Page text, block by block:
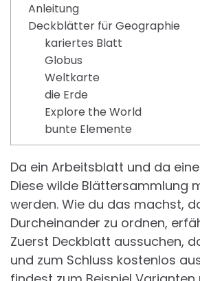
Anleitung
Deckblätter für Geographie
kariertes Blatt
Globus
Weltkarte
die Erde
Explore the World
bunte Elemente
Da ein Arbeitsblatt und da
Diese wilde Blättersammlung
werden. Wie du das machst,
Durcheinander zu ordnen,
Zuerst Deckblatt aussuchen,
und zum Schluss kostenlos